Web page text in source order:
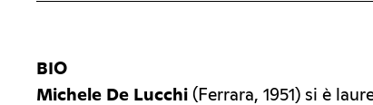
BIO
Michele De Lucchi (Ferrara, 1951) si è